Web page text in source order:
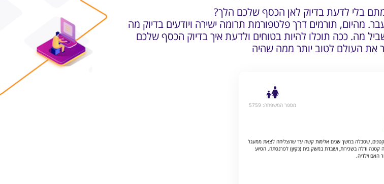
בלי לדעת בדיוק לאן הכסף שלכם הלך
מהיום, תורמים דרך פלטפורמת תרומה ישירה ויודעים בדיוק מה
מה. ככה תוכלו להיות בטוחים ולדעת איך בדיוק הכסף שלכם
את העולם לטוב יותר ממה שהיה
מספר המשפחה: 5759
ל 3 ילדים קטנים, שסבלה במשך שנים אלימות קשה עד שהצליחה לצאת ממעגל
קטנה ודלה בשכירות, ועובדת במשק בית (נקיון) לפרנסתה. הסיוע
האם וילדיה.